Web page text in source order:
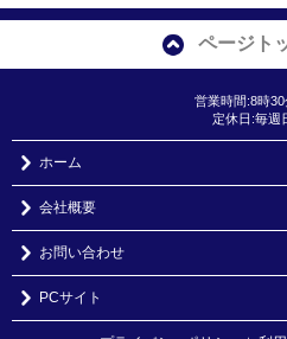
ページト
営業時間:8時
定休日:毎週
ホーム
会社概要
お問い合わせ
PCサイト